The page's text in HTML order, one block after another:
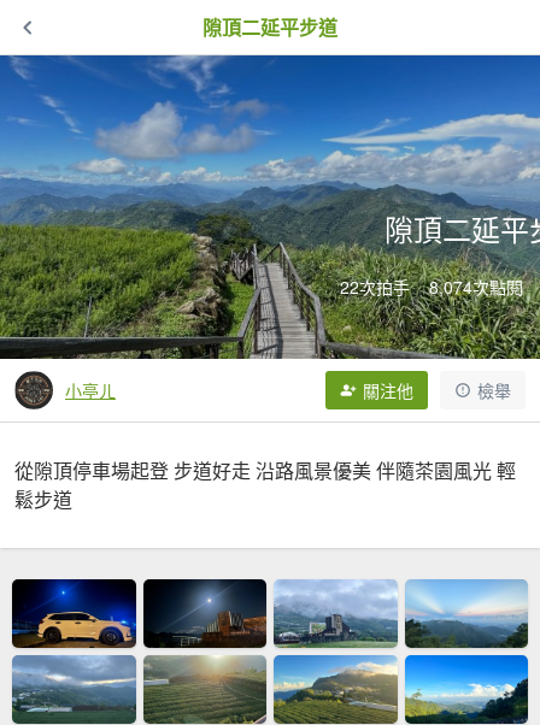
隙頂二延平步道
隙頂二延平
22次拍手 8,074次點閱
小亭ㄦ 關注他 檢舉
從隙頂停車場起登 步道好走 沿路風景優美 伴隨茶園風光 輕
鬆步道